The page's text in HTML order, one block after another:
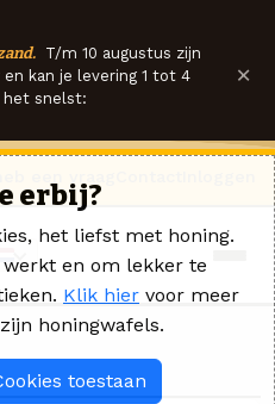
T/m 10 augustus zijn
kan je levering 1 tot 4
het snelst:
×
erbij?
het liefst met honing.
en om lekker te
Klik hier voor meer
honingwafels.
toestaan